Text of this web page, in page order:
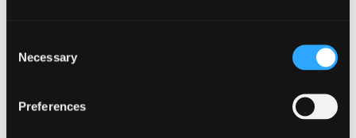
Selection
Necessary
Preferences